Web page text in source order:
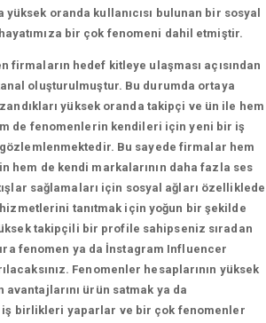
yüksek oranda kullanıcısı bulunan bir sosyal
bir çok fenomeni dahil etmiştir.
firmaların hedef kitleye ulaşması açısından
oluşturulmuştur. Bu durumda ortaya
yüksek oranda takipçi ve ün ile hem
de fenomenlerin kendileri için yeni bir iş
Bu sayede firmalar hem
hem de kendi markalarının daha fazla ses
sağlamaları için sosyal ağları özelliklede
tanıtmak için yoğun bir şekilde
takipçili bir profile sahipseniz sıradan
fenomen ya da İnstagram Influencer
Fenomenler hesaplarının yüksek
avantajlarını ürün satmak ya da
iş birlikleri yaparlar ve bir çok fenomenler